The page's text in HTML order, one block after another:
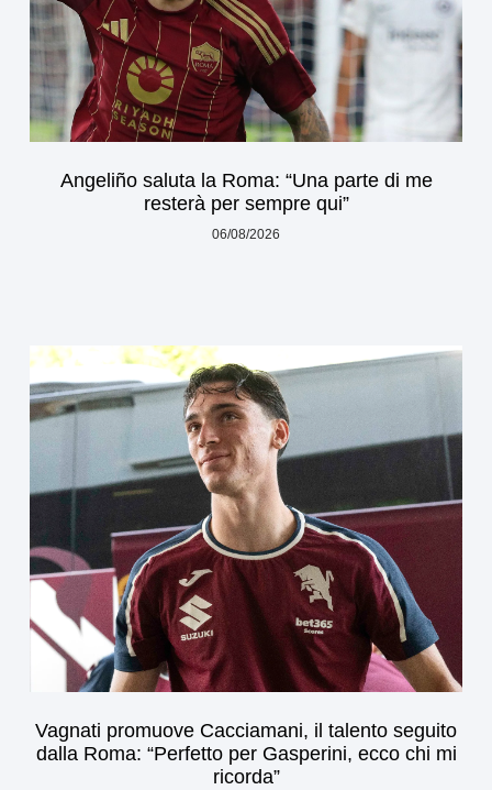
Angeliño saluta la Roma: “Una parte di me
resterà per sempre qui”
06/08/2026
Vagnati promuove Cacciamani, il talento seguito
dalla Roma: “Perfetto per Gasperini, ecco chi mi
ricorda”